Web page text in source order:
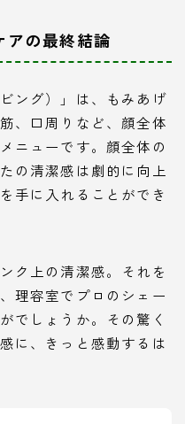
アの最終結論
ング）」は、もみあげ
、口周りなど、顔全体
ニューです。顔全体の
の清潔感は劇的に向上
手に入れることができ
ク上の清潔感。それを
理容室でプロのシェー
でしょうか。その驚く
に、きっと感動するは